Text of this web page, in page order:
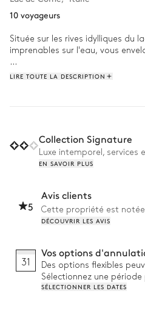
10 voyageurs
Située sur les rives idylliques du
imprenables sur l'eau, vous
Commencez votre journée en
LIRE TOUTE LA DESCRIPTION
Collection Signature
Luxe intemporel,
EN SAVOIR PLUS
5
Avis clients
Cette propriété est notée
DÉCOUVRIR LES AVIS
31
Vos options
Des options flexibles
Sélectionnez une
SÉLECTIONNER LES DATES